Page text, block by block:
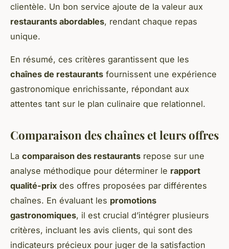
clientèle. Un bon service ajoute de la valeur aux
restaurants abordables, rendant chaque repas
unique.
En résumé, ces critères garantissent que les
chaînes de restaurants fournissent une expérience
gastronomique enrichissante, répondant aux
attentes tant sur le plan culinaire que relationnel.
Comparaison des chaînes et leurs offres
La comparaison des restaurants repose sur une
analyse méthodique pour déterminer le rapport
qualité-prix des offres proposées par différentes
chaînes. En évaluant les promotions
gastronomiques, il est crucial d’intégrer plusieurs
critères, incluant les avis clients, qui sont des
indicateurs précieux pour juger de la satisfaction